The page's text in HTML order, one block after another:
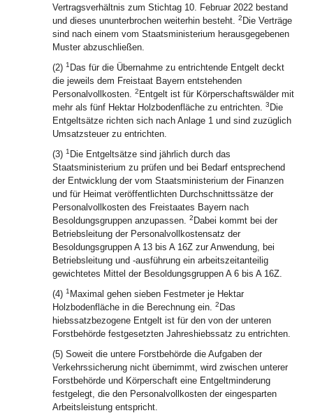
Vertragsverhältnis zum Stichtag 10. Februar 2022 bestand
und dieses ununterbrochen weiterhin besteht. 2 Die Verträge
sind nach einem vom Staatsministerium herausgegebenen
Muster abzuschließen.
(2) 1 Das für die Übernahme zu entrichtende Entgelt deckt
die jeweils dem Freistaat Bayern entstehenden
Personalvollkosten. 2 Entgelt ist für Körperschaftswälder mit
mehr als fünf Hektar Holzbodenfläche zu entrichten. 3 Die
Entgeltsätze richten sich nach Anlage 1 und sind zuzüglich
Umsatzsteuer zu entrichten.
(3) 1 Die Entgeltsätze sind jährlich durch das
Staatsministerium zu prüfen und bei Bedarf entsprechend
der Entwicklung der vom Staatsministerium der Finanzen
und für Heimat veröffentlichten Durchschnittssätze der
Personalvollkosten des Freistaates Bayern nach
Besoldungsgruppen anzupassen. 2 Dabei kommt bei der
Betriebsleitung der Personalvollkostensatz der
Besoldungsgruppen A 13 bis A 16Z zur Anwendung, bei
Betriebsleitung und -ausführung ein arbeitszeitanteilig
gewichtetes Mittel der Besoldungsgruppen A 6 bis A 16Z.
(4) 1 Maximal gehen sieben Festmeter je Hektar
Holzbodenfläche in die Berechnung ein. 2 Das
hiebssatzbezogene Entgelt ist für den von der unteren
Forstbehörde festgesetzten Jahreshiebssatz zu entrichten.
(5) Soweit die untere Forstbehörde die Aufgaben der
Verkehrssicherung nicht übernimmt, wird zwischen unterer
Forstbehörde und Körperschaft eine Entgeltminderung
festgelegt, die den Personalvollkosten der eingesparten
Arbeitsleistung entspricht.